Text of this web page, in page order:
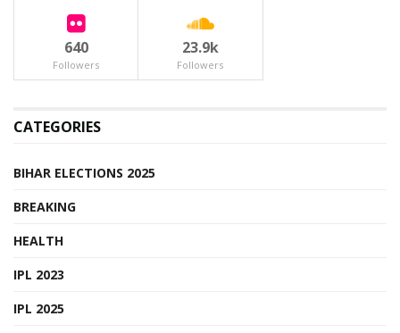
640
Followers
23.9k
Followers
CATEGORIES
BIHAR ELECTIONS 2025
BREAKING
HEALTH
IPL 2023
IPL 2025